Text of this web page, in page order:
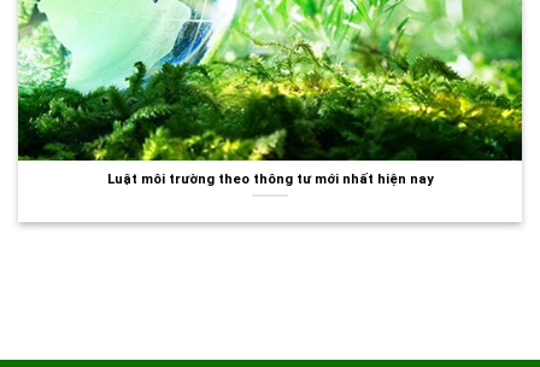
Luật môi trường theo thông tư mới nhất hiện nay